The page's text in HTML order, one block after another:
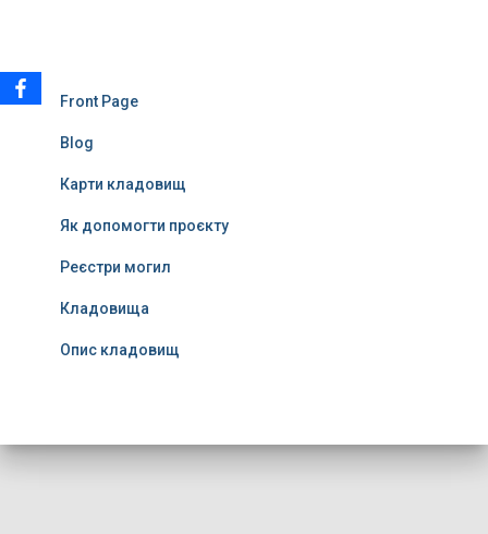
Front Page
Blog
Карти кладовищ
Як допомогти проєкту
Реєстри могил
Кладовища
Опис кладовищ